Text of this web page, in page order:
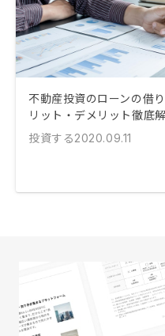
不動産投資のローンの借
リット・デメリット徹底
投資する2020.09.11